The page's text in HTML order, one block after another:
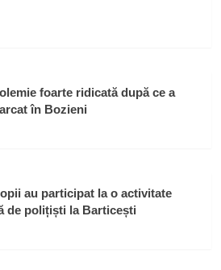
foarte ridicată după ce a
în Bozieni
au participat la o activitate
de polițiști la Barticești